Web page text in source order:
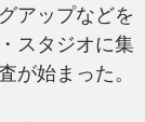
アップなどを
スタジオに集
始まった。